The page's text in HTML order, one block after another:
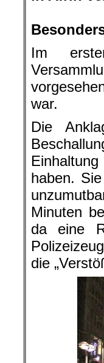
Im
war.
Die
haben.
Minuten
da eine
die